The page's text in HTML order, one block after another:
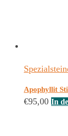
Apophyllit
€95,00 In